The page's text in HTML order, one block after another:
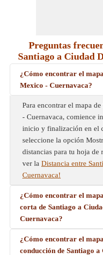
Preguntas
Santiago a Ciudad
¿Cómo encontrar el
Mexico - Cuernavaca?
Para encontrar el mapa
- Cuernavaca, comience
inicio y finalización en el
seleccione la opción
distancias para tu hoja de
ver la Distancia entre
Cuernavaca!
¿Cómo encontrar el
corta de Santiago a
Cuernavaca?
¿Cómo encontrar el
conducción de Santiago